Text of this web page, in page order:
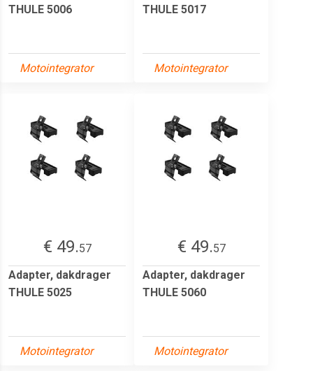
THULE 5006
Motointegrator
THULE 5017
Motointegrator
€ 49.57
Adapter, dakdrager
THULE 5025
Motointegrator
€ 49.57
Adapter, dakdrager
THULE 5060
Motointegrator